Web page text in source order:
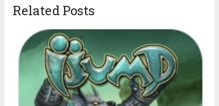
Related Posts